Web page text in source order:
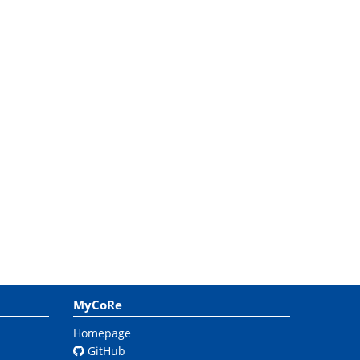
MyCoRe
Homepage
GitHub